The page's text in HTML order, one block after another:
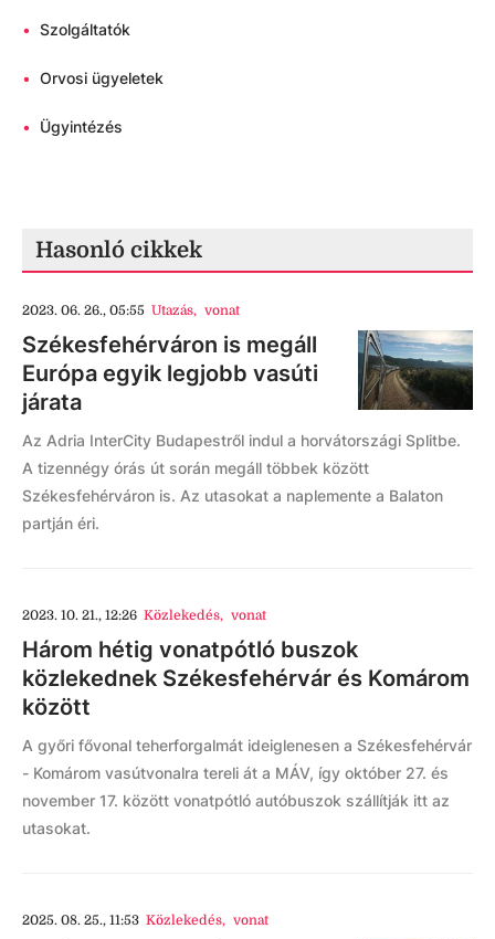
• Szolgáltatók
• Orvosi ügyeletek
• Ügyintézés
Hasonló cikkek
2023. 06. 26., 05:55 Utazás, vonat
Székesfehérváron is megáll
Európa egyik legjobb vasúti
járata
Az Adria InterCity Budapestről indul a horvátországi Splitbe.
A tizennégy órás út során megáll többek között
Székesfehérváron is. Az utasokat a naplemente a Balaton
partján éri.
2023. 10. 21., 12:26 Közlekedés, vonat
Három hétig vonatpótló buszok
közlekednek Székesfehérvár és Komárom
között
A győri fővonal teherforgalmát ideiglenesen a Székesfehérvár
- Komárom vasútvonalra tereli át a MÁV, így október 27. és
november 17. között vonatpótló autóbuszok szállítják itt az
utasokat.
2025. 08. 25., 11:53 Közlekedés, vonat